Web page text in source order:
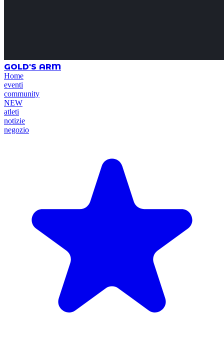
GOLD'S ARM
Home
eventi
community
NEW
atleti
notizie
negozio